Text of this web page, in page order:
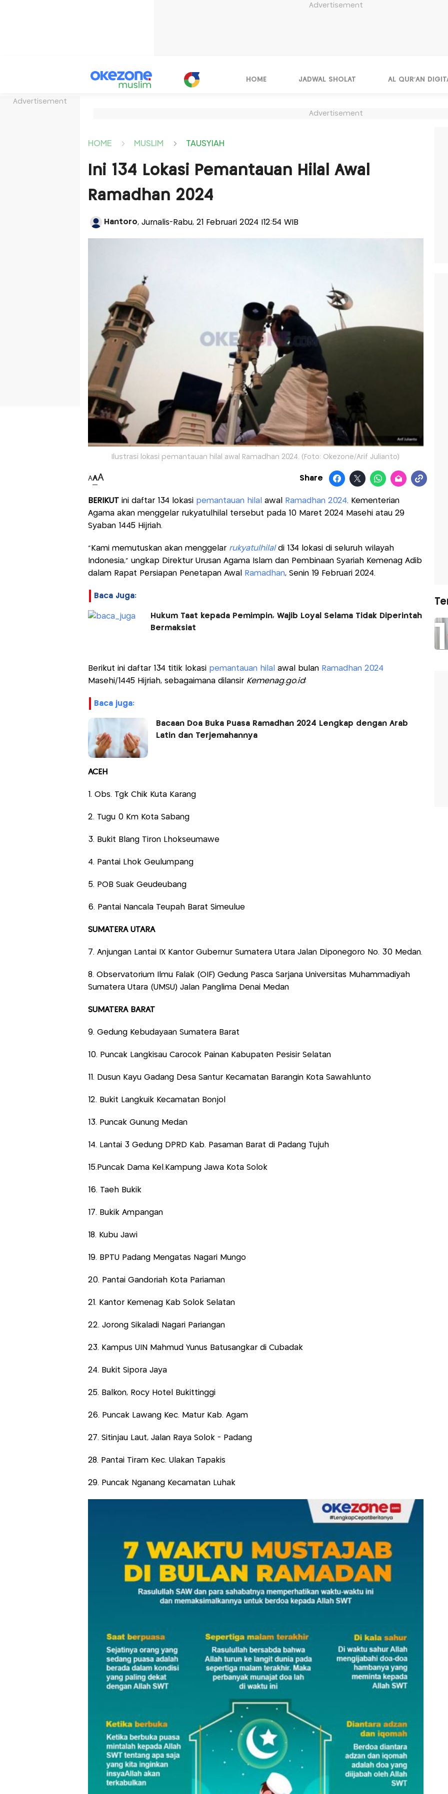
Advertisement
Advertisement
HOME JADWAL SHOLAT AL QUR'AN
Advertisement
HOME MUSLIM TAUSYIAH
Ini 134 Lokasi Pemantauan Hilal Awal
Ramadhan 2024
Hantoro, Jurnalis-Rabu, 21 Februari 2024 |12:54 WIB
Ilustrasi lokasi pemantauan hilal awal Ramadhan 2024. (Foto: Okezone/Arif Julianto)
AAA Share
BERIKUT ini daftar 134 lokasi pemantauan hilal awal Ramadhan 2024. Kementerian
Agama akan menggelar rukyatulhilal tersebut pada 10 Maret 2024 Masehi atau 29
Syaban 1445 Hijriah.
"Kami memutuskan akan menggelar rukyatulhilal di 134 lokasi di seluruh wilayah
Indonesia," ungkap Direktur Urusan Agama Islam dan Pembinaan Syariah Kemenag Adib
dalam Rapat Persiapan Penetapan Awal
Ramadhan, Senin 19 Februari 2024.
Baca Juga:
Hukum Taat kepada Pemimpin, Wajib Loyal Selama Tidak Diperintah
Bermaksiat
Berikut ini daftar 134 titik lokasi pemantauan hilal awal bulan Ramadhan 2024
Masehi/1445 Hijriah, sebagaimana dilansir Kemenag.go.id:
baca juga:
Bacaan Doa Buka Puasa Ramadhan 2024 Lengkap dengan Arab
Latin dan Terjemahannya
ACEH
1. Obs. Tgk Chik Kuta Karang
2. Tugu 0 Km Kota Sabang
3. Bukit Blang Tiron Lhokseumawe
4. Pantai Lhok Geulumpang
5. POB Suak Geudeubang
6. Pantai Nancala Teupah Barat Simeulue
SUMATERA UTARA
7. Anjungan Lantai IX Kantor Gubernur Sumatera Utara Jalan Diponegoro No. 30 Medan.
8. Observatorium Ilmu Falak (OIF) Gedung Pasca Sarjana Universitas Muhammadiyah
Sumatera Utara (UMSU) Jalan Panglima Denai Medan
SUMATERA BARAT
9. Gedung Kebudayaan Sumatera Barat
10. Puncak Langkisau Carocok Painan Kabupaten Pesisir Selatan
11. Dusun Kayu Gadang Desa Santur Kecamatan Barangin Kota Sawahlunto
12. Bukit Langkuik Kecamatan Bonjol
13. Puncak Gunung Medan
14. Lantai 3 Gedung DPRD Kab. Pasaman Barat di Padang Tujuh
15.Puncak Dama Kel.Kampung Jawa Kota Solok
16. Taeh Bukik
17. Bukik Ampangan
18. Kubu Jawi
19. BPTU Padang Mengatas Nagari Mungo
20. Pantai Gandoriah Kota Pariaman
21. Kantor Kemenag Kab Solok Selatan
22. Jorong Sikaladi Nagari Pariangan
23. Kampus UIN Mahmud Yunus Batusangkar di Cubadak
24. Bukit Sipora Jaya
25. Balkon, Rocy Hotel Bukittinggi
26. Puncak Lawang Kec. Matur Kab. Agam
27. Sitinjau Laut, Jalan Raya Solok - Padang
28. Pantai Tiram Kec. Ulakan Tapakis
29. Puncak Nganang Kecamatan Luhak